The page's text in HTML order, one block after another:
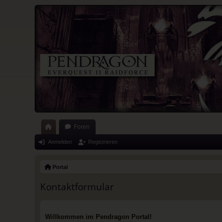
ort
Foren
Anmelden Registrieren
Portal
Kontaktformular
Willkommen im Pendragon Portal!